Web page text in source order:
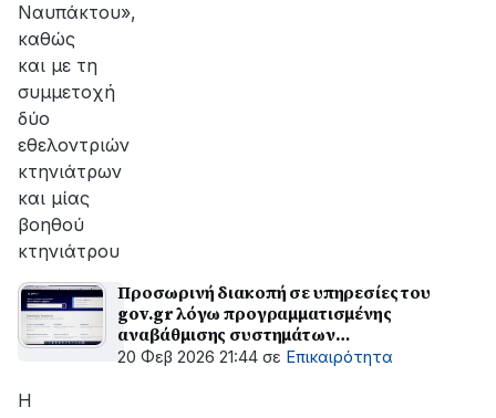
Ναυπάκτου»,
καθώς
και με τη
συμμετοχή
δύο
εθελοντριών
κτηνιάτρων
και μίας
βοηθού
κτηνιάτρου
Προσωρινή διακοπή σε υπηρεσίες του
gov.gr λόγω προγραμματισμένης
αναβάθμισης συστημάτων
αυθεντικοποίησης
20 Φεβ 2026 21:44 σε Επικαιρότητα
Η